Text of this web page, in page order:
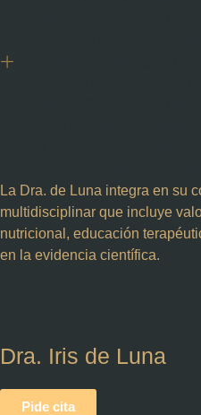
La Dra. de Luna integra en su
multidisciplinar que incluye
nutricional, educación
en la evidencia científica.
Dra. Iris de Luna
Pide cita